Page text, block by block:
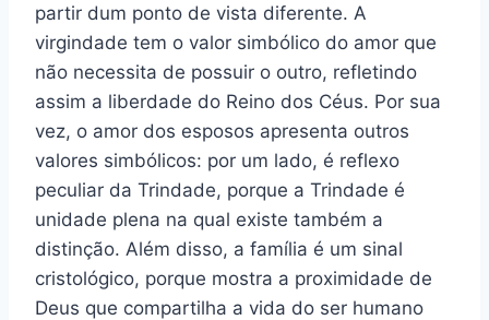
partir dum ponto de vista diferente. A
virgindade tem o valor simbólico do amor que
não necessita de possuir o outro, refletindo
assim a liberdade do Reino dos Céus. Por sua
vez, o amor dos esposos apresenta outros
valores simbólicos: por um lado, é reflexo
peculiar da Trindade, porque a Trindade é
unidade plena na qual existe também a
distinção. Além disso, a família é um sinal
cristológico, porque mostra a proximidade de
Deus que compartilha a vida do ser humano